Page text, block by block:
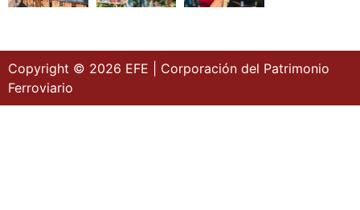
Copyright © 2026 EFE | Corporación del Patrimonio
Ferroviario